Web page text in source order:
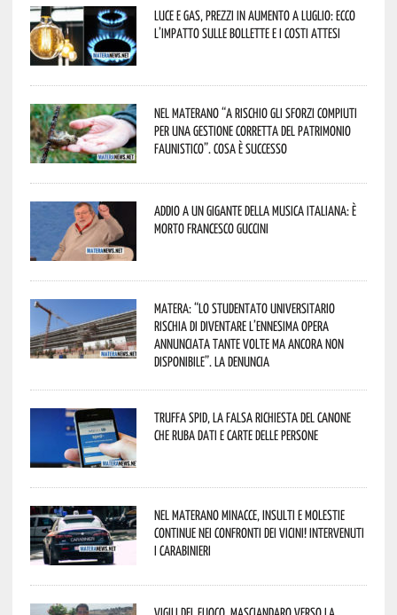
Luce e gas, prezzi in aumento a luglio: ecco
l’impatto sulle bollette e i costi attesi
Nel materano “a rischio gli sforzi compiuti
per una gestione corretta del patrimonio
faunistico”. Cosa è successo
Addio a un gigante della musica italiana: è
morto Francesco Guccini
Matera: “Lo studentato universitario
rischia di diventare l’ennesima opera
annunciata tante volte ma ancora non
disponibile”. La denuncia
Truffa Spid, la falsa richiesta del canone
che ruba dati e carte delle persone
Nel materano minacce, insulti e molestie
continue nei confronti dei vicini! Intervenuti
i Carabinieri